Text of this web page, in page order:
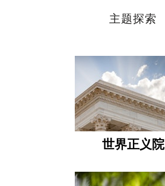
主题探索
世界正义院